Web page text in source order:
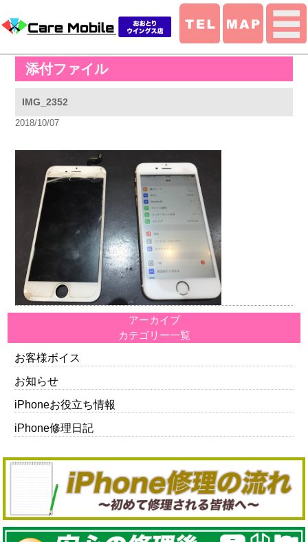
添付ファイル
IMG_2352
2018/10/07
アーカイブ
カテゴリー一覧
お客様ボイス
お知らせ
iPhoneお役立ち情報
iPhone修理日記